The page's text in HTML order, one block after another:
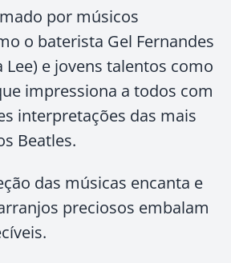
por músicos
o baterista Gel Fernandes
Lee) e jovens talentos como
impressiona a todos com
interpretações das mais
Beatles.
das músicas encanta e
preciosos embalam